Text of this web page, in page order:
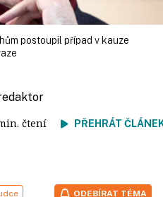
postoupil případ v kauze
čtení PŘEHRÁT
ODEBÍRAT TÉMA